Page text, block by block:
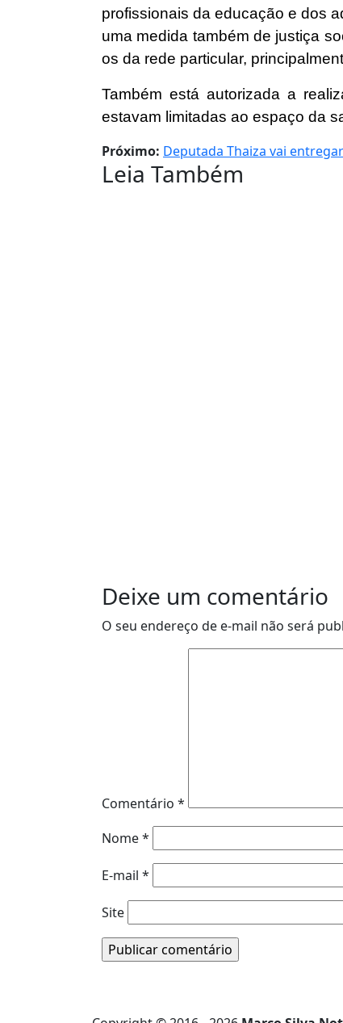
profissionais da educação e dos
uma medida também de justiça
os da rede particular,
Também está autorizada a
estavam limitadas ao espaço da
Próximo: Deputada Thaiza vai
Leia Também
Deixe um comentário
O seu endereço de e-mail não será
Comentário *
Nome*
E-mail *
Site